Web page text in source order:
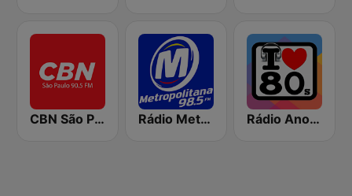
CBN São Paulo Rádio Metropolitana 98.5 FM Rádio Anos 80